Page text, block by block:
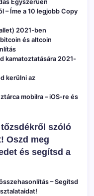
Egyszerűen
– Íme a 10 legjobb Copy
2021-ben
és altcoin
kamatoztatására 2021-
kerülni az
mobilra – iOS-re és
szóló
Oszd meg
és segítsd a
– Segítsd